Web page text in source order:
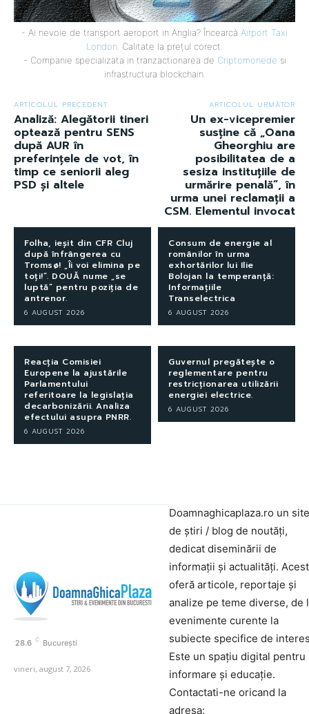
- Ai nevoie de transport aeroport in Anglia? Încearcă Airport Taxi
London . Calitate la prețul corect.
- Companie specializata in tranzactionarea de Criptomonede si
infrastructura blockchain.
ARTICOLUL PRECEDENT
Analiză: Alegătorii tineri
optează pentru SENS
după AUR în
preferințele de vot, în
timp ce seniorii aleg
PSD și altele
ARTICOLUL URMĂTOR
Un ex-vicepremier
susține că „Oana
Gheorghiu are
posibilitatea de a
sesiza instituțiile de
urmărire penală”, în
urma unei reclamații a
CSM. Elementul invocat
Folha, ieșit din CFR Cluj
după înfrângerea cu
Tromsø! „Îi voi elimina pe
toți!”. DOUĂ nume „se
luptă” pentru poziția de
antrenor.
6 AUGUST 2026
Consum de energie al
românilor în urma
exhortărilor lui Ilie
Bolojan la temperanță:
Informațiile
Transelectrica
6 AUGUST 2026
Reacția Comisiei
Europene la ajustările
Parlamentului
referitoare la legislația
decarbonizării. Analiza
efectului asupra PNRR.
6 AUGUST 2026
Guvernul pregătește o
reglementare pentru
restricționarea utilizării
energiei electrice.
6 AUGUST 2026
28.6 C București
vineri, august 7, 2026
Doamnaghicaplaza.ro un site
de știri / blog de noutăți,
dedicat diseminării de
informații și actualități.
oferă articole, reportaje și
analize pe teme diverse, de
evenimente curente la
subiecte specifice de
Este un spațiu digital pentru
informare și educație.
Contactati-ne oricand la
adresa: